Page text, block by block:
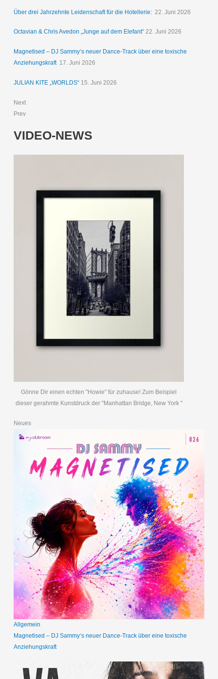
Über drei Jahrzehnte Leidenschaft für die Hotellerie: 22. Juni 2026
Octavian & Chris Avedon „Junge auf dem Elefant“ 22. Juni 2026
Magnetised – DJ Sammy‘s neuer Dance-Track über eine toxische
Anziehungskraft 17. Juni 2026
JULIAN KITE „WORLDS“ 15. Juni 2026
Next
Prev
VIDEO-NEWS
Gönne Dir einen echten "Howie" für zuhause! Zum Beispiel
dieser gerahmte Kunstdruck der "Manhattan Bridge, New York "
Neues
Allgemein
Magnetised – DJ Sammy‘s neuer Dance-Track über eine toxische
Anziehungskraft